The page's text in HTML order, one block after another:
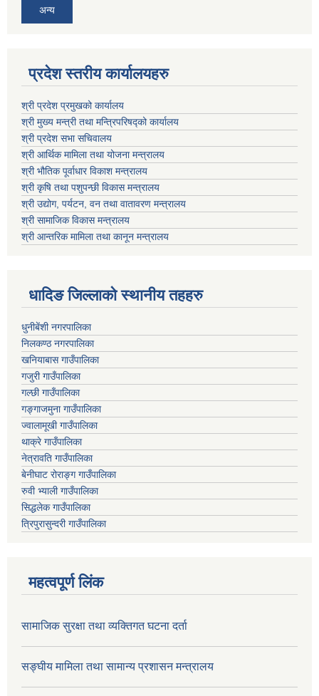
अन्य
प्रदेश स्तरीय कार्यालयहरु
श्री प्रदेश प्रमुखको कार्यालय
श्री मुख्य मन्त्री तथा मन्त्रिपरिषद्को कार्यालय
श्री प्रदेश सभा सचिवालय
श्री आर्थिक मामिला तथा योजना मन्त्रालय
श्री भौतिक पूर्वाधार विकाश मन्त्रालय
श्री कृषि तथा पशुपन्छी विकास मन्त्रालय
श्री उद्योग, पर्यटन, वन तथा वातावरण मन्त्रालय
श्री सामाजिक विकास मन्त्रालय
श्री आन्तरिक मामिला तथा कानून मन्त्रालय
धादिङ जिल्लाकाे स्थानीय तहहरु
धुनीबेंशी नगरपालिका
निलकण्ठ नगरपालिका
खनियाबास गाउँपालिका
गजुरी गाउँपालिका
गल्छी गाउँपालिका
गङ्गाजमुना गाउँपालिका
ज्वालामूखी गाउँपालिका
थाक्रे गाउँपालिका
नेत्रावति गाउँपालिका
बेनीघाट रोराङ्ग गाउँपालिका
रुवी भ्याली गाउँपालिका
सिद्धलेक गाउँपालिका
त्रिपुरासुन्दरी गाउँपालिका
महत्वपूर्ण लिंक
सामाजिक सुरक्षा तथा व्यक्तिगत घटना दर्ता
सङ्घीय मामिला तथा सामान्य प्रशासन मन्त्रालय